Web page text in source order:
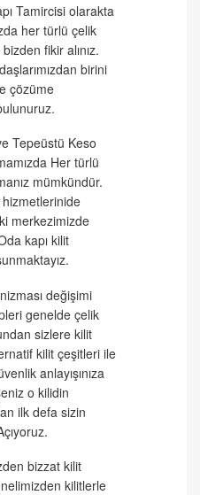
Tamircisi olarakta
her türlü çelik
fikir alınız.
birini
çözüme
Tepeüstü Keso
Her türlü
mümkündür.
hizmetlerinide
merkezimizde
kapı kilit
değişimi
genelde çelik
sizlere kilit
kilit çeşitleri ile
anlayışınıza
o kilidin
ilk defa sizin
bizzat kilit
kilitlerle